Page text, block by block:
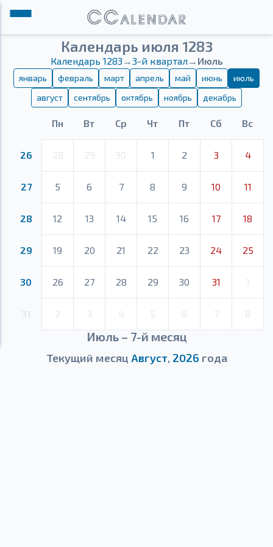
Календарь июля 1283
Календарь 1283 →3-й квартал→ Июль
январь февраль март апрель май июнь
июль
август
сентябрь октябрь ноябрь декабрь
Пн Вт Ср Чт Пт Сб Вс
26 28 29 30 1 2 3 4
27 5 6 7 8 9 10 11
28 12 13 14 15 16 17 18
29 19 20 21 22 23 24 25
30 26 27 28 29 30 31 1
2 3 4 5 6 7 8
Июль – 7-й месяц
Текущий месяц Август, 2026 года